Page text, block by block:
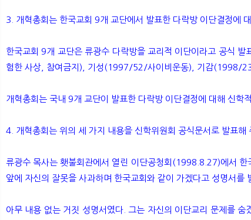
3. 개혁총회는 한국교회 9개 교단에서 발표한 다락방 이단결정에
한국교회 9개 교단은 류광수 다락방을 교리적 이단이라고 공
험한 사상, 참여금지), 기성(1997/52/사이비운동), 기감(1998/
개혁총회는 국내 9개 교단이 발표한 다락방 이단결정에 대해 신학
4. 개혁총회는 위의 세 가지 내용을 신학위원회 공식문서로 발표해
류광수 목사는 횃불회관에서 열린 이단공청회(1998.8.27)에서
앞에 자신의 잘못을 사과하며 한국교회와 같이 가겠다고 성명서를
아무 내용 없는 거짓 성명서였다. 그는 자신의 이단교리 문제를